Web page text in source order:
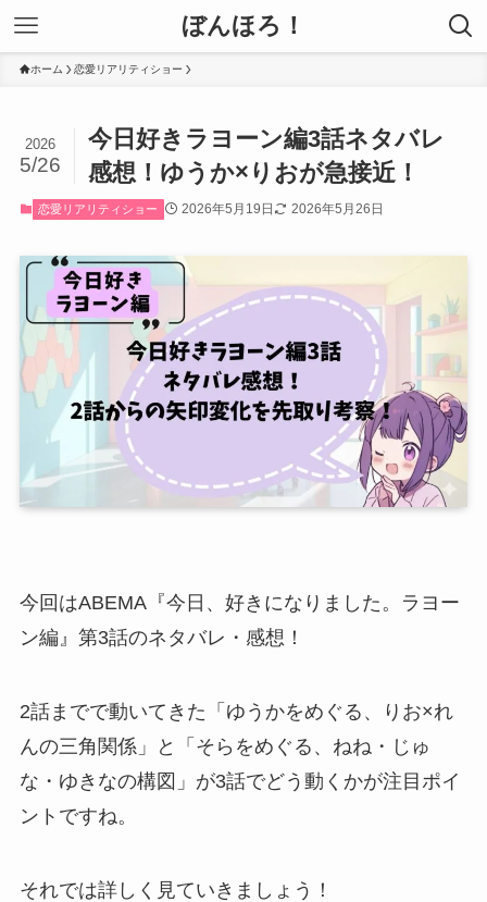
ぼんほろ！
ホーム 恋愛リアリティショー
今日好きラヨーン編3話ネタバレ
感想！ゆうか×りおが急接近！
2026
5/26
恋愛リアリティショー 2026年5月19日 2026年5月26日
今回はABEMA『今日、好きになりました。ラヨー
ン編』第3話のネタバレ・感想！
2話までで動いてきた「ゆうかをめぐる、りお×れ
んの三角関係」と「そらをめぐる、ねね・じゅ
な・ゆきなの構図」が3話でどう動くかが注目ポイ
ントですね。
それでは詳しく見ていきましょう！